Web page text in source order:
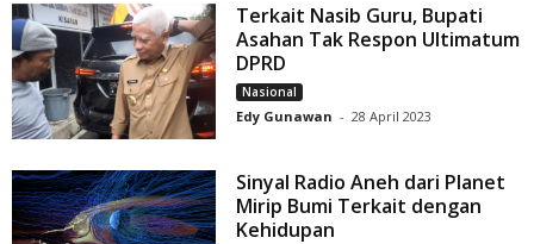
Terkait Nasib Guru, Bupati
Asahan Tak Respon Ultimatum
DPRD
Nasional
Edy Gunawan - 28 April 2023
Sinyal Radio Aneh dari Planet
Mirip Bumi Terkait dengan
Kehidupan